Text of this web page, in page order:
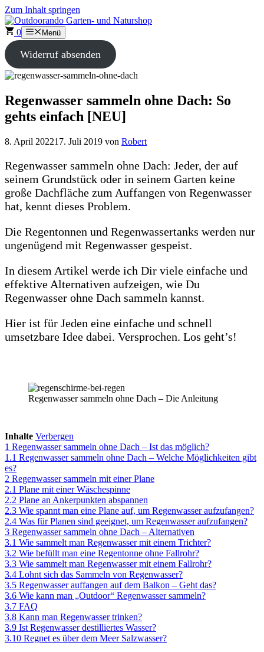
Zum Inhalt springen
0 Menü
Widerruf absenden
Regenwasser sammeln ohne Dach: So
gehts einfach [NEU]
8. April 202217. Juli 2019 von Robert
Regenwasser sammeln ohne Dach: Jeder, der auf
seinem Grundstück oder in seinem Garten keine
große Dachfläche zum Auffangen von Regenwasser
hat, kennt dieses Problem.
Die Regentonnen und Regenwassertanks werden nur
ungenügend mit Regenwasser gespeist.
In diesem Artikel werde ich Dir viele einfache und
effektive Alternativen aufzeigen, wie Du
Regenwasser ohne Dach sammeln kannst.
Hier ist für Jeden eine einfache und schnell
umsetzbare Idee dabei. Versprochen. Los geht’s!
Regenwasser sammeln ohne Dach – Die Anleitung
Inhalte Verbergen
1 Regenwasser sammeln ohne Dach – Ist das möglich?
1.1 Regenwasser sammeln ohne Dach – Welche Möglichkeiten gibt
es?
2 Regenwasser sammeln mit einer Plane
2.1 Plane mit einer Wäschespinne
2.2 Plane an Ankerpunkten abspannen
2.3 Wie spannt man eine Plane auf, um Regenwasser aufzufangen?
2.4 Was für Planen sind geeignet, um Regenwasser aufzufangen?
3 Regenwasser sammeln ohne Dach – Alternativen
3.1 Wie sammelt man Regenwasser mit einem Trichter?
3.2 Wie befüllt man eine Regentonne ohne Fallrohr?
3.3 Wie sammelt man Regenwasser mit einem Fallrohr?
3.4 Lohnt sich das Sammeln von Regenwasser?
3.5 Regenwasser auffangen auf dem Balkon – Geht das?
3.6 Wie kann man „Outdoor“ Regenwasser sammeln?
3.7 FAQ
3.8 Kann man Regenwasser trinken?
3.9 Ist Regenwasser destilliertes Wasser?
3.10 Regnet es über dem Meer Salzwasser?